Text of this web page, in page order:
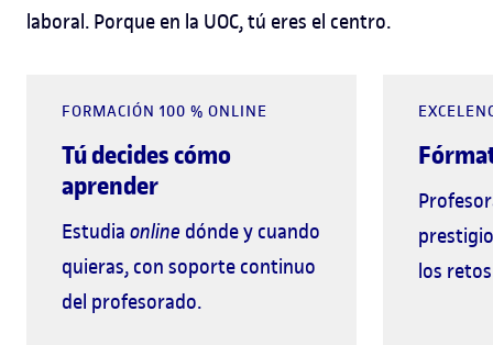
laboral. Porque en la UOC, tú eres el centro.
FORMACIÓN 100 % ONLINE
Tú decides cómo
aprender
Estudia online dónde y cuando
quieras, con soporte continuo
del profesorado.
los